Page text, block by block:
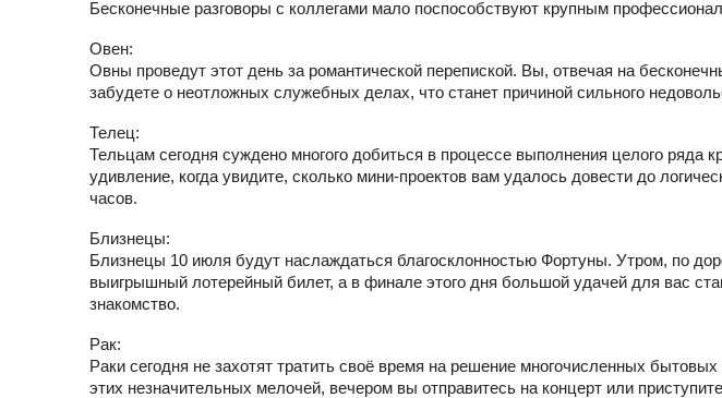
Бесконечные разговоры с коллегами мало поспособствуют крупным
Овен:
Овны проведут этот день за романтической перепиской. Вы, отвечая на
забудете о неотложных служебных делах, что станет причиной сильного
Телец:
Тельцам сегодня суждено многого добиться в процессе выполнения целого ряда
удивление, когда увидите, сколько мини-проектов вам удалось довести до
часов.
Близнецы:
Близнецы 10 июля будут наслаждаться благосклонностью Фортуны. Утром, по
выигрышный лотерейный билет, а в финале этого дня большой удачей для вас
знакомство.
Рак:
Раки сегодня не захотят тратить своё время на решение многочисленных
этих незначительных мелочей, вечером вы отправитесь на концерт или